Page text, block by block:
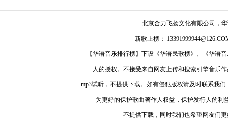
北京合力飞扬文化有限公司，
新歌上榜：
【华语音乐排行榜】下设《华语民歌榜》、《华语
人的授权。不接受来自网友上传和搜索引擎音乐
mp3试听，不提供下载。如有侵犯版权请及时联系我
为更好的保护歌曲著作人权益，保护发行人的
不提供下载，同时我们也希望网友们